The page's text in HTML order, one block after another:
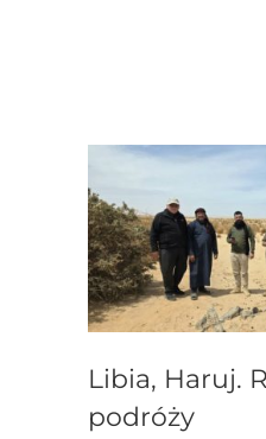
Libia, Haruj.
podróży